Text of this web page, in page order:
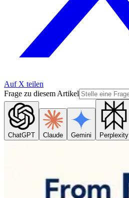
Auf X teilen
Frage zu diesem Artikel
ChatGPT Claude Gemini Perplexity